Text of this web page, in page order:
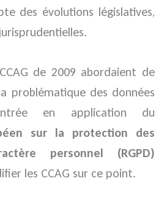
des évolutions législatives,
de 2009 abordaient de
problématique des données
en application du
sur la protection des
personnel (RGPD)
les CCAG sur ce point.